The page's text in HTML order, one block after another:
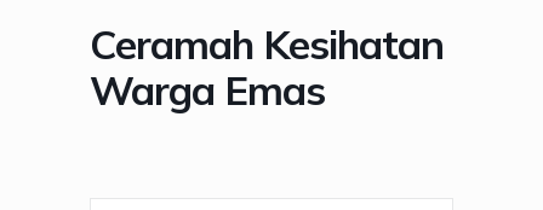
Ceramah Kesihatan
Warga Emas